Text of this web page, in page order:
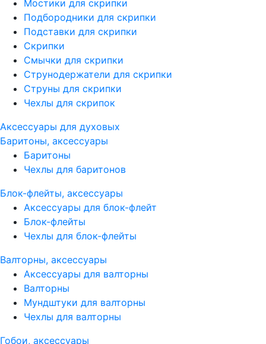
Мостики для скрипки
Подбородники для скрипки
Подставки для скрипки
Скрипки
Смычки для скрипки
Струнодержатели для скрипки
Струны для скрипки
Чехлы для скрипок
Аксессуары для духовых
Баритоны, аксессуары
Баритоны
Чехлы для баритонов
Блок-флейты, аксессуары
Аксессуары для блок-флейт
Блок-флейты
Чехлы для блок-флейты
Валторны, аксессуары
Аксессуары для валторны
Валторны
Мундштуки для валторны
Чехлы для валторны
Гобои, аксессуары